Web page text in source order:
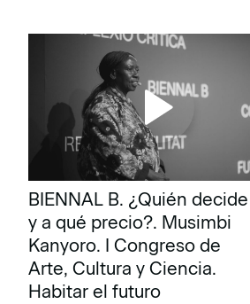
BIENNAL B. ¿Quién decide
y a qué precio?. Musimbi
Kanyoro. I Congreso de
Arte, Cultura y Ciencia.
Habitar el futuro